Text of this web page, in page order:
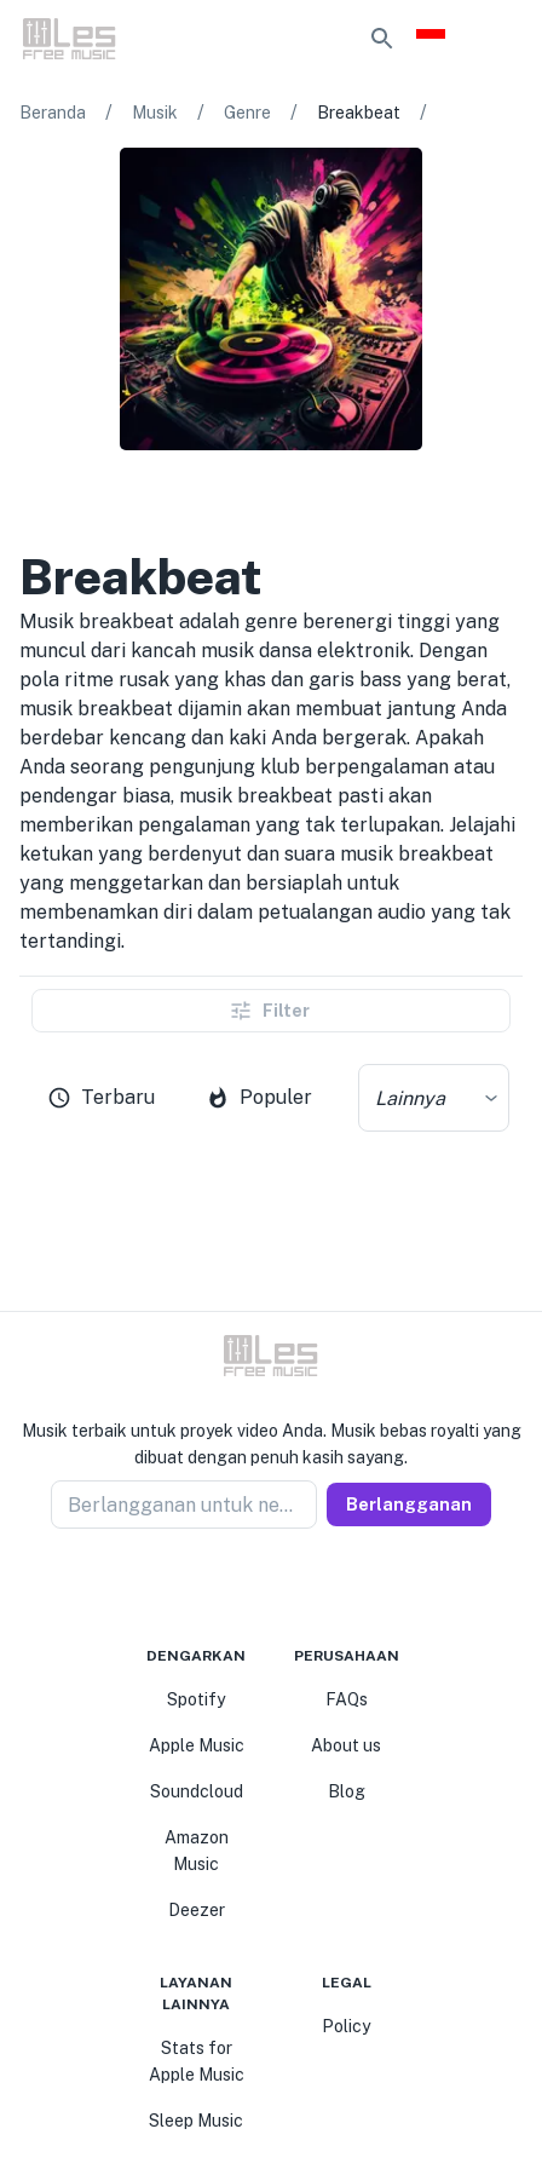
Beranda / Musik / Genre / Breakbeat /
Breakbeat
Musik breakbeat adalah genre berenergi tinggi yang
muncul dari kancah musik dansa elektronik. Dengan
pola ritme rusak yang khas dan garis bass yang berat,
musik breakbeat dijamin akan membuat jantung Anda
berdebar kencang dan kaki Anda bergerak. Apakah
Anda seorang pengunjung klub berpengalaman atau
pendengar biasa, musik breakbeat pasti akan
memberikan pengalaman yang tak terlupakan. Jelajahi
ketukan yang berdenyut dan suara musik breakbeat
yang menggetarkan dan bersiaplah untuk
membenamkan diri dalam petualangan audio yang tak
tertandingi.
Filter
Terbaru Populer Lainnya
Musik terbaik untuk proyek video Anda. Musik bebas royalti yang
dibuat dengan penuh kasih sayang.
Berlangganan untuk newseller Berlangganan
DENGARKAN
Spotify
Apple Music
Soundcloud
Amazon
Music
Deezer
PERUSAHAAN
FAQs
About us
Blog
LAYANAN
LAINNYA
Stats for
Apple Music
Sleep Music
LEGAL
Policy